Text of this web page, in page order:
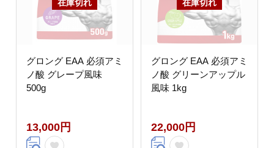
グロング EAA 必須アミ
ノ酸 グレープ風味
500g
13,000円
グロング EAA 必須アミ
ノ酸 グリーンアップル
風味 1kg
22,000円